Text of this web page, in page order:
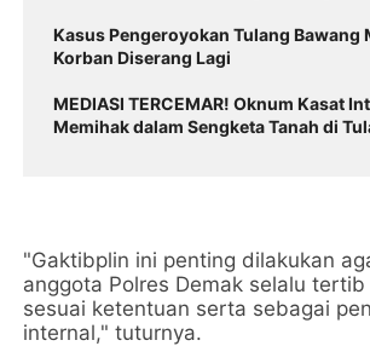
Kasus Pengeroyokan Tulang Bawang
Korban Diserang Lagi
MEDIASI TERCEMAR! Oknum Kasat
Memihak dalam Sengketa Tanah di
"Gaktibplin ini penting dilakukan
anggota Polres Demak selalu
sesuai ketentuan serta sebagai
internal," tuturnya.